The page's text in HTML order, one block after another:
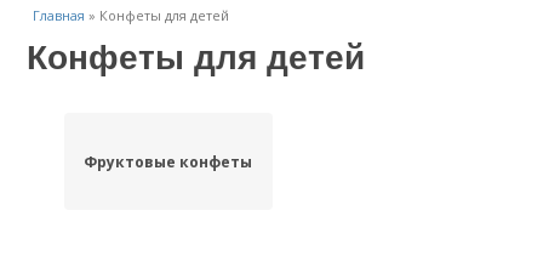
Главная » Конфеты для детей
Конфеты для детей
Фруктовые конфеты